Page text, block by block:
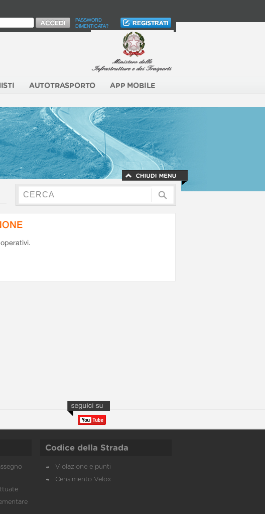
PASSWORD
DIMENTICATA?
AUTOTRASPORTO APP MOBILE
Codice della Strada
Violazione e punti
Censimento Velox